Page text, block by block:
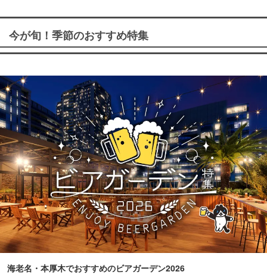
今が旬！季節のおすすめ特集
海老名・本厚木でおすすめのビアガーデン2026